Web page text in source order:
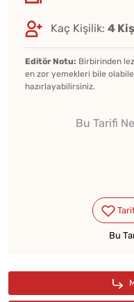
Kaç Kişilik: 4
Editör Notu: Birbirinden
en zor yemekleri bile
hazırlayabilirsiniz.
Bu Tarifi
Bu